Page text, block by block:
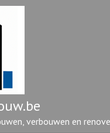
verbouwen en